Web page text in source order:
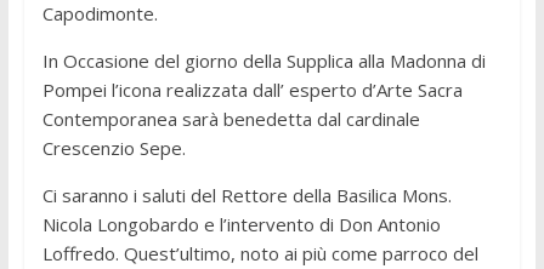
Capodimonte.
In Occasione del giorno della Supplica alla Madonna di
Pompei l’icona realizzata dall’ esperto d’Arte Sacra
Contemporanea sarà benedetta dal cardinale
Crescenzio Sepe.
Ci saranno i saluti del Rettore della Basilica Mons.
Nicola Longobardo e l’intervento di Don Antonio
Loffredo. Quest’ultimo, noto ai più come parroco del